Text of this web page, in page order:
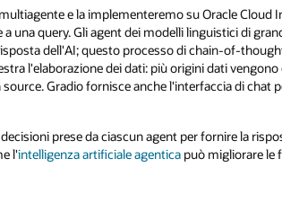
e la implementeremo su Oracle Cloud
una query. Gli agent dei modelli linguistici di
dell'AI; questo processo di chain-of-
l'elaborazione dei dati: più origini dati vengono
Gradio fornisce anche l'interfaccia di chat
prese da ciascun agent per fornire la
l'intelligenza artificiale agentica può migliorare le